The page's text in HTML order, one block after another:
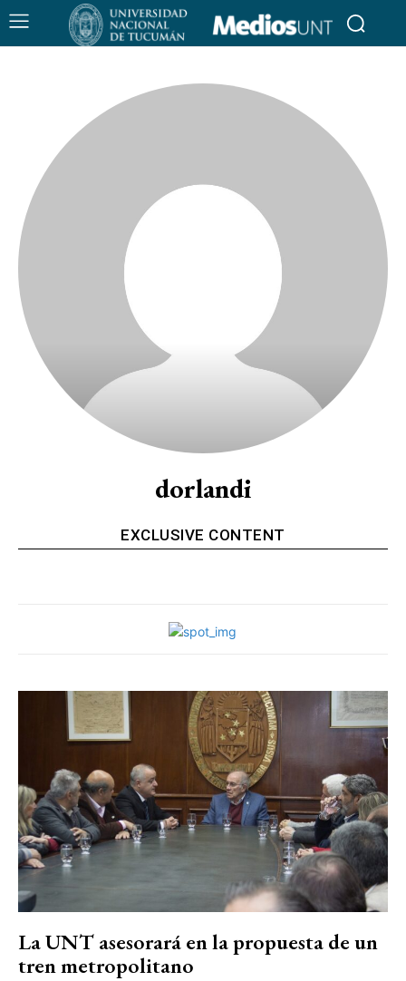
dorlandi
EXCLUSIVE CONTENT
La UNT asesorará en la propuesta de un
tren metropolitano